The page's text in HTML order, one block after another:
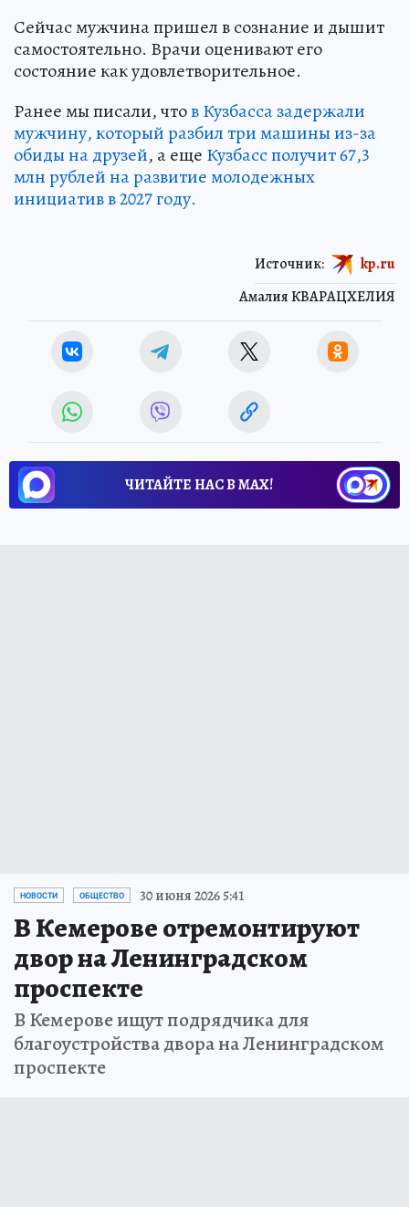
Сейчас мужчина пришел в сознание и дышит
самостоятельно. Врачи оценивают его
состояние как удовлетворительное.
Ранее мы писали, чтов Кузбасса задержали
мужчину, который разбил три машины из-за
обиды на друзей, а еще Кузбасс получит 67,3
млн рублей на развитие молодежных
инициатив в 2027 году.
Амалия КВАРАЦХЕЛИЯ
Источник: kp.ru
ЧИТАЙТЕ НАС В МАХ!
НОВОСТИ ОБЩЕСТВО 30 июня 2026 5:41
В Кемерове отремонтируют
двор на Ленинградском
проспекте
В Кемерове ищут подрядчика для
благоустройства двора на Ленинградском
проспекте